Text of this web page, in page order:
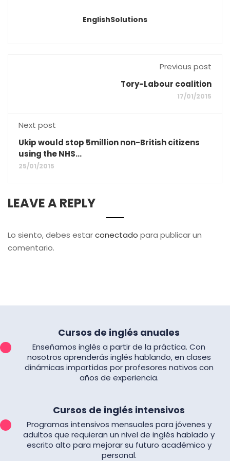
EnglishSolutions
Previous post
Tory-Labour coalition
17/01/2015
Next post
Ukip would stop 5million non-British citizens
using the NHS...
25/01/2015
LEAVE A REPLY
Lo siento, debes estarconectado para publicar un
comentario.
Cursos de inglés anuales
Enseñamos inglés a partir de la práctica. Con
nosotros aprenderás inglés hablando, en clases
dinámicas impartidas por profesores nativos con
años de experiencia.
Cursos de inglés intensivos
Programas intensivos mensuales para jóvenes y
adultos que requieran un nivel de inglés hablado y
escrito alto para mejorar su futuro académico y
personal.